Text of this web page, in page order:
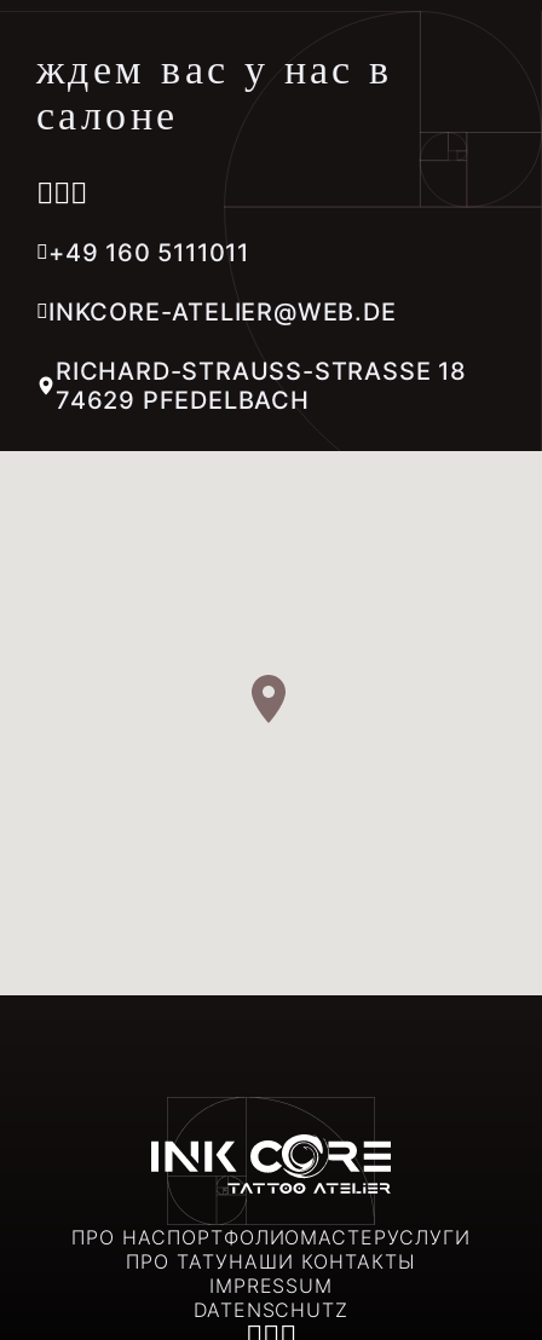
ждем вас у нас в
салоне
+49 160 5111011
INKCORE-ATELIER@WEB.DE
RICHARD-STRAUSS-STRASSE 18 74
629 PFEDELBACH
ПРО НАСПОРТФОЛИОМАСТЕРУСЛУГИ
ПРО ТАТУНАШИ КОНТАКТЫ
IMPRESSUM
DATENSCHUTZ